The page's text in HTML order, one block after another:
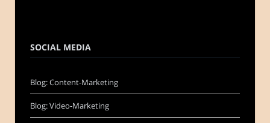
SOCIAL MEDIA
Blog: Content-Marketing
Blog: Video-Marketing